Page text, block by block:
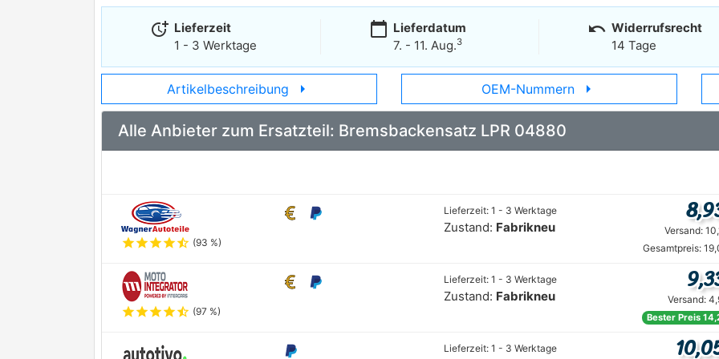
more_time Lieferzeit
1 - 3 Werktage
calendar_today Lieferdatum
7. - 11. Aug.3
undo Widerrufsrecht
14 Tage
Artikelbeschreibung arrow_right OEM-Nummern arrow_right
Alle Anbieter zum Ersatzteil: Bremsbackensatz LPR 04880
starstarstarstarstar_half (93 %)
Lieferzeit: 1 - 3 Werktage
Zustand: Fabrikneu Versand:
Gesamtpreis:
starstarstarstarstar_half (97 %)
Lieferzeit: 1 - 3 Werktage
Zustand: Fabrikneu Versand:
Bester Preis
Lieferzeit: 1 - 3 Werktage